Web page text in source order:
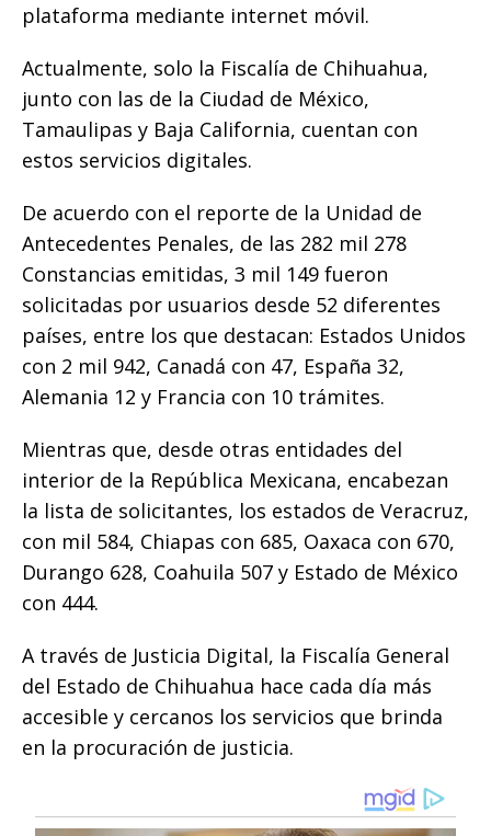
plataforma mediante internet móvil.
Actualmente, solo la Fiscalía de Chihuahua,
junto con las de la Ciudad de México,
Tamaulipas y Baja California, cuentan con
estos servicios digitales.
De acuerdo con el reporte de la Unidad de
Antecedentes Penales, de las 282 mil 278
Constancias emitidas, 3 mil 149 fueron
solicitadas por usuarios desde 52 diferentes
países, entre los que destacan: Estados Unidos
con 2 mil 942, Canadá con 47, España 32,
Alemania 12 y Francia con 10 trámites.
Mientras que, desde otras entidades del
interior de la República Mexicana, encabezan
la lista de solicitantes, los estados de Veracruz,
con mil 584, Chiapas con 685, Oaxaca con 670,
Durango 628, Coahuila 507 y Estado de México
con 444.
A través de Justicia Digital, la Fiscalía General
del Estado de Chihuahua hace cada día más
accesible y cercanos los servicios que brinda
en la procuración de justicia.